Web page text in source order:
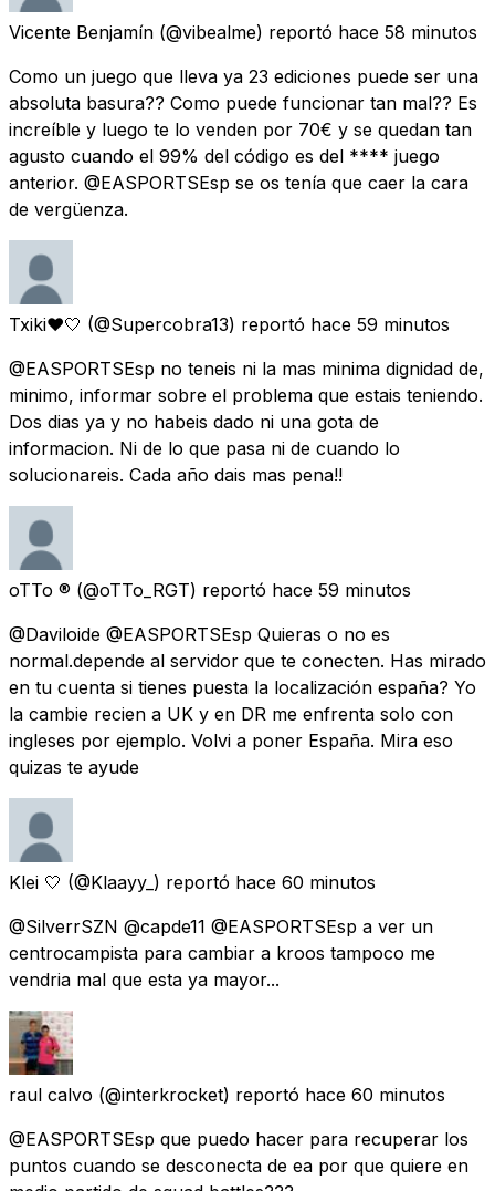
Vicente Benjamín (@vibealme) reportó hace 58 minutos
Como un juego que lleva ya 23 ediciones puede ser una
absoluta basura?? Como puede funcionar tan mal?? Es
increíble y luego te lo venden por 70€ y se quedan tan
agusto cuando el 99% del código es del **** juego
anterior. @EASPORTSEsp se os tenía que caer la cara
de vergüenza.
Txiki❤️🤍 (@Supercobra13) reportó hace 59 minutos
@EASPORTSEsp no teneis ni la mas minima dignidad de,
minimo, informar sobre el problema que estais teniendo.
Dos dias ya y no habeis dado ni una gota de
informacion. Ni de lo que pasa ni de cuando lo
solucionareis. Cada año dais mas pena!!
oTTo ® (@oTTo_RGT) reportó hace 59 minutos
@Daviloide @EASPORTSEsp Quieras o no es
normal.depende al servidor que te conecten. Has mirado
en tu cuenta si tienes puesta la localización españa? Yo
la cambie recien a UK y en DR me enfrenta solo con
ingleses por ejemplo. Volvi a poner España. Mira eso
quizas te ayude
Klei 🤍 (@Klaayy_) reportó hace 60 minutos
@SilverrSZN @capde11 @EASPORTSEsp a ver un
centrocampista para cambiar a kroos tampoco me
vendria mal que esta ya mayor...
raul calvo (@interkrocket) reportó hace 60 minutos
@EASPORTSEsp que puedo hacer para recuperar los
puntos cuando se desconecta de ea por que quiere en